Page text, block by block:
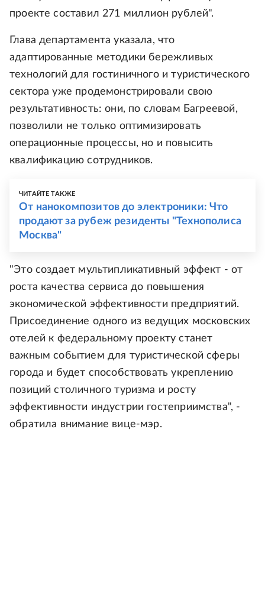
проекте составил 271 миллион рублей".
Глава департамента указала, что
адаптированные методики бережливых
технологий для гостиничного и туристического
сектора уже продемонстрировали свою
результативность: они, по словам Багреевой,
позволили не только оптимизировать
операционные процессы, но и повысить
квалификацию сотрудников.
ЧИТАЙТЕ ТАКЖЕ
От нанокомпозитов до электроники: Что
продают за рубеж резиденты "Технополиса
Москва"
"Это создает мультипликативный эффект - от
роста качества сервиса до повышения
экономической эффективности предприятий.
Присоединение одного из ведущих московских
отелей к федеральному проекту станет
важным событием для туристической сферы
города и будет способствовать укреплению
позиций столичного туризма и росту
эффективности индустрии гостеприимства", -
обратила внимание вице-мэр.